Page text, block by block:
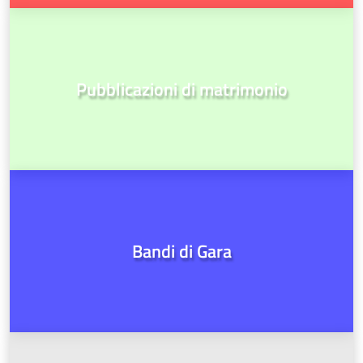
Pubblicazioni di matrimonio
Bandi di Gara